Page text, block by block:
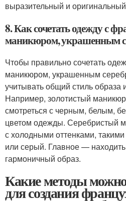
выразительный и
8. Как сочетать одежду с
маникюром, украшенным
Чтобы правильно сочетать
маникюром, украшенным
учитывать общий стиль образа
Например, золотистый маникюр
смотреться с черным, белым,
цветом одежды. Серебристый
с холодными оттенками,
или серый. Главное —
гармоничный образ.
Какие методы
для создания